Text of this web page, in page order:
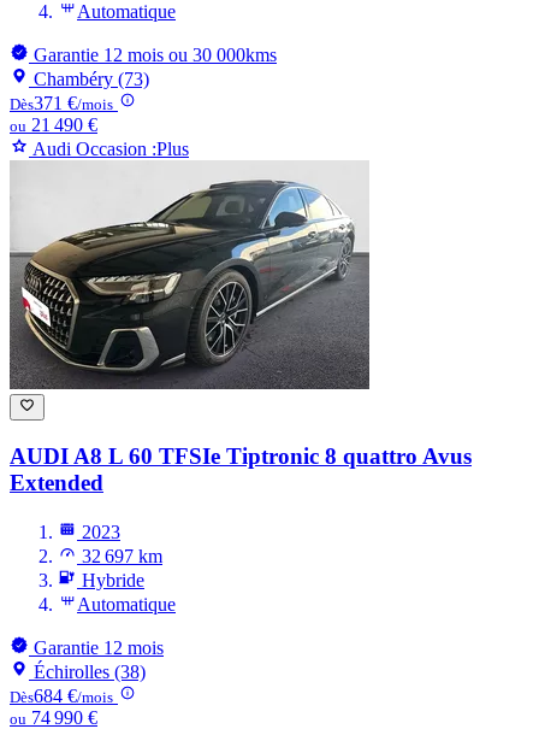
Automatique
Garantie 12 mois ou 30 000kms
Chambéry (73)
Dès371 €/mois
ou 21 490 €
Audi Occasion :Plus
AUDI A8 L 60 TFSIe Tiptronic 8 quattro Avus
Extended
2023
32 697 km
Hybride
Automatique
Garantie 12 mois
Échirolles (38)
Dès684 €/mois
ou 74 990 €